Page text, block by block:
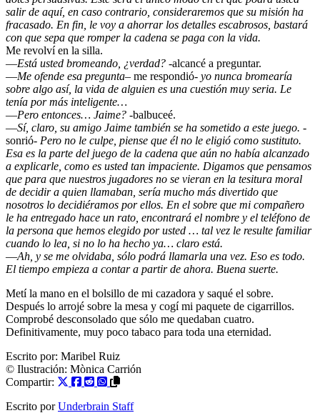
salir de aquí, en caso contrario, consideraremos que su misión ha
fracasado. En fin, le voy a ahorrar los detalles escabrosos, bastará
con que sepa que romper la cadena se paga con la vida.
Me revolví en la silla.
—Está usted bromeando, ¿verdad? -alcancé a preguntar.
—Me ofende esa pregunta– me respondió- yo nunca bromearía
sobre algo así, la vida de alguien es una cuestión muy seria. Le
tenía por más inteligente…
—Pero entonces… Jaime? -balbuceé.
—Sí, claro, su amigo Jaime también se ha sometido a este juego. -
sonrió- Pero no le culpe, piense que él no le eligió como sustituto.
Esa es la parte del juego de la cadena que aún no había alcanzado
a explicarle, como es usted tan impaciente. Digamos que pensamos
que para que nuestros jugadores no se vieran en la tesitura moral
de decidir a quien llamaban, sería mucho más divertido que
nosotros lo decidiéramos por ellos. En el sobre que mi compañero
le ha entregado hace un rato, encontrará el nombre y el teléfono de
la persona que hemos elegido por usted … tal vez le resulte familiar
cuando lo lea, si no lo ha hecho ya… claro está.
—Ah, y se me olvidaba, sólo podrá llamarla una vez. Eso es todo.
El tiempo empieza a contar a partir de ahora. Buena suerte.
Metí la mano en el bolsillo de mi cazadora y saqué el sobre.
Después lo arrojé sobre la mesa y cogí mi paquete de cigarrillos.
Comprobé desconsolado que sólo me quedaban cuatro.
Definitivamente, muy poco tabaco para toda una eternidad.
Escrito por: Maribel Ruiz
© Ilustración: Mònica Carrión
Compartir:
Escrito por Underbrain Staff